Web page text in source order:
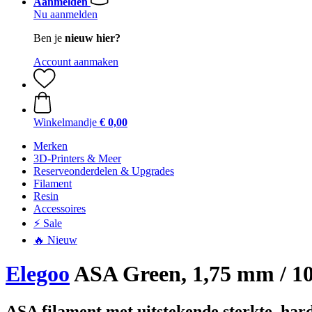
Nu aanmelden
Ben je nieuw hier?
Account aanmaken
Winkelmandje € 0,00
Merken
3D-Printers & Meer
Reserveonderdelen & Upgrades
Filament
Resin
Accessoires
⚡ Sale
🔥 Nieuw
ElegooASA Green, 1,75 mm /